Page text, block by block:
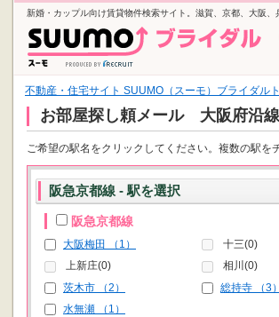
新婚・カップル向け賃貸物件検索サイト。滋賀、京都、大阪
不動産・住宅サイト SUUMO（スーモ）ブライダル
お部屋探し頼メール 大阪府沿
ご希望の駅名をクリックしてください。複数の駅を
阪急京都線 - 駅を選択
阪急京都線
大阪梅田 （1） 十三(0)
上新庄(0)
相川(0)
茨木市 （2）
総持寺 （3）
水無瀬 （1）